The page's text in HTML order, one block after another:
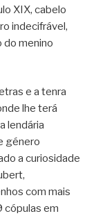
XIX, cabelo
indecifrável,
do menino
e a tenra
lhe terá
lendária
género
a curiosidade
com mais
cópulas em